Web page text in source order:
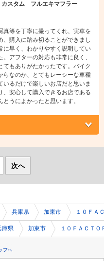
スタム フルエキマフラー
真等を丁寧に撮ってくれ、実車を
購入に踏み切ることができまし
に早く、わかりやすく説明してい
アフターの対応も非常に良く、
もありがたかったです。バイク
らなのか、とてもレーシーな車種
るだけで楽しいお店だと思いま
、安心して購入できるお店である
うによかったと思います。
次へ
兵庫県 加東市 １０ＦＡ
庫県 加東市 １０ＦＡＣＴＯ